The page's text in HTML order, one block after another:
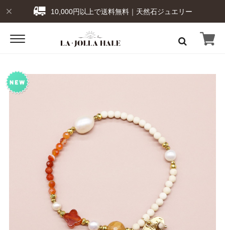
10,000円以上で送料無料｜天然石ジュエリー